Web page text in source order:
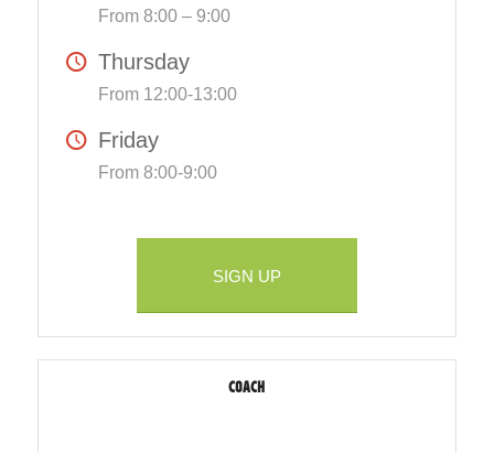
From 8:00 – 9:00
Thursday
From 12:00-13:00
Friday
From 8:00-9:00
SIGN UP
COACH